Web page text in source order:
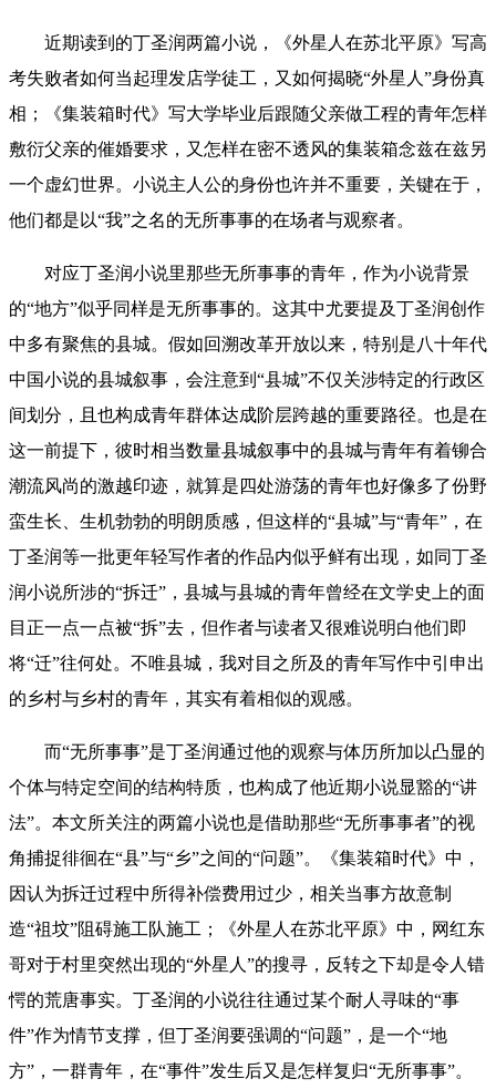
近期读到的丁圣润两篇小说，《外星人在苏北平原》写高
考失败者如何当起理发店学徒工，又如何揭晓“外星人”身份真
相；《集装箱时代》写大学毕业后跟随父亲做工程的青年怎样
敷衍父亲的催婚要求，又怎样在密不透风的集装箱念兹在兹另
一个虚幻世界。小说主人公的身份也许并不重要，关键在于，
他们都是以“我”之名的无所事事的在场者与观察者。
对应丁圣润小说里那些无所事事的青年，作为小说背景
的“地方”似乎同样是无所事事的。这其中尤要提及丁圣润创作
中多有聚焦的县城。假如回溯改革开放以来，特别是八十年代
中国小说的县城叙事，会注意到“县城”不仅关涉特定的行政区
间划分，且也构成青年群体达成阶层跨越的重要路径。也是在
这一前提下，彼时相当数量县城叙事中的县城与青年有着铆合
潮流风尚的激越印迹，就算是四处游荡的青年也好像多了份野
蛮生长、生机勃勃的明朗质感，但这样的“县城”与“青年”，在
丁圣润等一批更年轻写作者的作品内似乎鲜有出现，如同丁圣
润小说所涉的“拆迁”，县城与县城的青年曾经在文学史上的面
目正一点一点被“拆”去，但作者与读者又很难说明白他们即
将“迁”往何处。不唯县城，我对目之所及的青年写作中引申出
的乡村与乡村的青年，其实有着相似的观感。
而“无所事事”是丁圣润通过他的观察与体历所加以凸显的
个体与特定空间的结构特质，也构成了他近期小说显豁的“讲
法”。本文所关注的两篇小说也是借助那些“无所事事者”的视
角捕捉徘徊在“县”与“乡”之间的“问题”。《集装箱时代》中，
因认为拆迁过程中所得补偿费用过少，相关当事方故意制
造“祖坟”阻碍施工队施工；《外星人在苏北平原》中，网红东
哥对于村里突然出现的“外星人”的搜寻，反转之下却是令人错
愕的荒唐事实。丁圣润的小说往往通过某个耐人寻味的“事
件”作为情节支撑，但丁圣润要强调的“问题”，是一个“地
方”，一群青年，在“事件”发生后又是怎样复归“无所事事”。